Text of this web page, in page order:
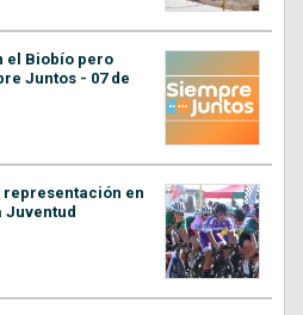
el Biobío pero
Juntos - 07 de
en
Juventud